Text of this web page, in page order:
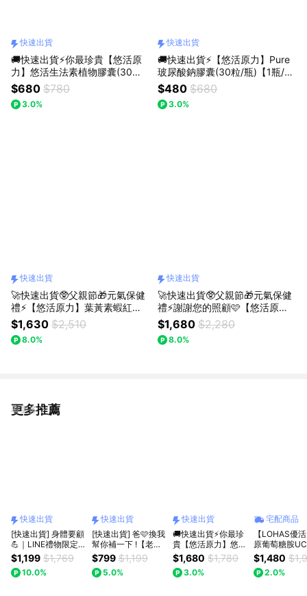
快速出貨
🚚快速出貨⚡你最珍貴【悠活原
力】悠活生法素植物膠囊(30入/
盒)【1盒/3盒/5盒優惠組】
$680 $780
3.0%
快速出貨
🚚快速出貨⚡【悠活原力】Pure
玻尿酸鈉膠囊(30粒/瓶)【1瓶/3
瓶/5瓶優惠組】
$480 $680
3.0%
快速出貨
🚀快速出貨🥸父親節🎁元氣保健
禮⚡【悠活原力】葉黃素蝦紅素
複方軟膠囊(30顆/盒)+原力B群
長效緩釋錠(60粒/盒)附提袋｜吳
淡如真情推薦｜呵護禮｜要好好
$1,630 $2,510
8.0%
快速出貨
🚀快速出貨🥸父親節🎁元氣保健
禮⚡謝謝您的照顧🩷【悠活原
力】原力B群長效緩釋錠(60入/
盒) + 悠活薑黃朝鮮薊植物膠囊
(30入/盒)X2｜吳淡如真情推薦
$1,680 $2,280
8.0%
更多推薦
看更多
快速出貨
[快速出貨] 身體要顧
💪｜LINE禮物限定
組【老協珍】人蔘精
禮盒(7入) + 葡萄糖
胺(14入)
$1,199 $1,769
10.0%
快速出貨
[快速出貨] 爸🩷換我
幫你補一下 !【老協
珍】葡萄糖胺飲(14
入)
$799 $1,199
5.0%
快速出貨
🚚快速出貨⚡你最珍
貴【悠活原力】悠活
關健複方膠囊UC-
ll+玻尿酸鈉（30粒/
盒）【1瓶/3瓶/5瓶
$1,680 $1,780
3.0%
宅配商品
【LOHAS優
原葡萄糖胺
II+鈣鎂加倍
WellBC複合
入)UC2 MSM
$1,480
2.0%